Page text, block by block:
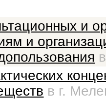
и
и
в г.